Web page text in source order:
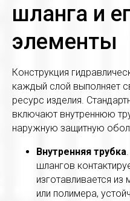
шланга и
элементы
Конструкция
каждый слой выполняет
ресурс изделия.
включают внутреннюю
наружную защитную
Внутренняя трубка
шлангов
изготавливается
или полимера,